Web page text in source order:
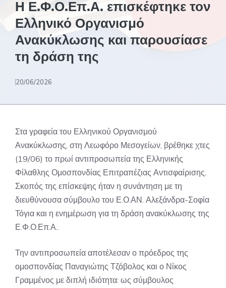
Η Ε.Φ.Ο.Επ.Α. επισκέφτηκε τον
Ελληνικό Οργανισμό
Ανακύκλωσης και παρουσίασε
τη δράση της
20/06/2026
Στα γραφεία του Ελληνικού Οργανισμού
Ανακύκλωσης, στη Λεωφόρο Μεσογείων, βρέθηκε χτες
(19/06) το πρωί αντιπροσωπεία της Ελληνικής
Φίλαθλης Ομοσπονδίας Επιτραπέζιας Αντισφαίρισης.
Σκοπός της επίσκεψης ήταν η συνάντηση με τη
διευθύνουσα σύμβουλο του Ε.Ο.ΑΝ. Αλεξάνδρα-Σοφία
Τόγια και η ενημέρωση για τη δράση ανακύκλωσης της
Ε.Φ.Ο.Επ.Α..
Την αντιπροσωπεία αποτέλεσαν ο πρόεδρος της
ομοσπονδίας Παναγιώτης Τζόβολος και ο Νίκος
Γραμμένος με διπλή ιδιότητα: ως σύμβουλος